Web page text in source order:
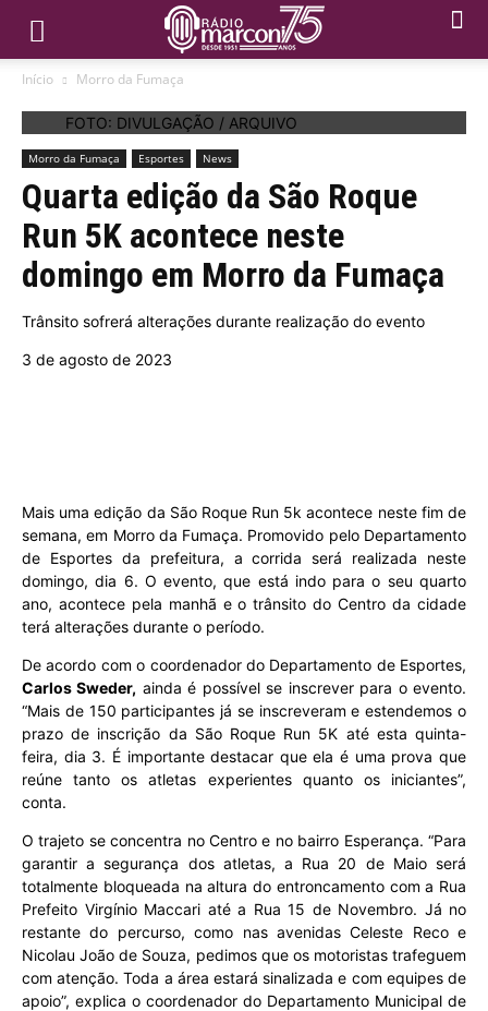
Início Morro da Fumaça
FOTO: DIVULGAÇÃO / ARQUIVO
Morro da Fumaça Esportes News
Quarta edição da São Roque
Run 5K acontece neste
domingo em Morro da Fumaça
Trânsito sofrerá alterações durante realização do evento
3 de agosto de 2023
Mais uma edição da São Roque Run 5k acontece neste fim de
semana, em Morro da Fumaça. Promovido pelo Departamento
de Esportes da prefeitura, a corrida será realizada neste
domingo, dia 6. O evento, que está indo para o seu quarto
ano, acontece pela manhã e o trânsito do Centro da cidade
terá alterações durante o período.
De acordo com o coordenador do Departamento de Esportes,
Carlos Sweder, ainda é possível se inscrever para o evento.
“Mais de 150 participantes já se inscreveram e estendemos o
prazo de inscrição da São Roque Run 5K até esta quinta-
feira, dia 3. É importante destacar que ela é uma prova que
reúne tanto os atletas experientes quanto os iniciantes”,
conta.
O trajeto se concentra no Centro e no bairro Esperança. “Para
garantir a segurança dos atletas, a Rua 20 de Maio será
totalmente bloqueada na altura do entroncamento com a Rua
Prefeito Virgínio Maccari até a Rua 15 de Novembro. Já no
restante do percurso, como nas avenidas Celeste Reco e
Nicolau João de Souza, pedimos que os motoristas trafeguem
com atenção. Toda a área estará sinalizada e com equipes de
apoio”, explica o coordenador do Departamento Municipal de